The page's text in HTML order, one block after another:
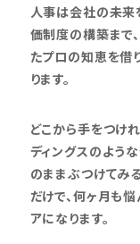
人事は会社の未来
価制度の構築まで
たプロの知恵を借
ります。
どこから手をつけ
ディングスのよう
のままぶつけてみ
だけで、何ヶ月も
アになります。